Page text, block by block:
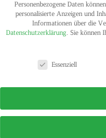
Personenbezogene Daten
personalisierte Anzeigen und
Informationen über die
Datenschutzerklärung. Sie können
Essenziell